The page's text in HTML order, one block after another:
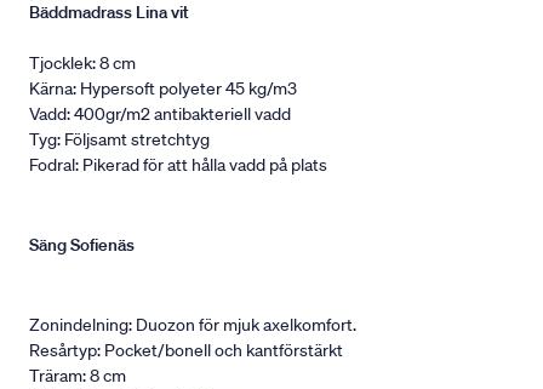
Bäddmadrass Lina vit
Tjocklek: 8 cm
Kärna: Hypersoft polyeter 45 kg/m3
Vadd: 400gr/m2 antibakteriell vadd
Tyg: Följsamt stretchtyg
Fodral: Pikerad för att hålla vadd på plats
Säng Sofienäs
Zonindelning: Duozon för mjuk axelkomfort.
Resårtyp: Pocket/bonell och kantförstärkt
Träram: 8 cm